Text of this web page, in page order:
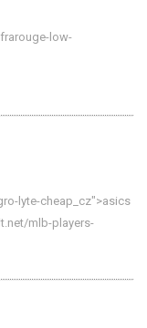
low-
lyte-cheap_cz">asics
mlb-players-